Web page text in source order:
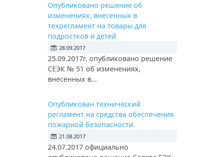
Опубликовано решение об
изменениях, внесенных в
техрегламент на товары для
подростков и детей
28.09.2017
25.09.2017г. опубликовано решение
СЕЭК № 51 об изменениях,
внесенных в…
Опубликован технический
регламент на средства обеспечения
пожарной безопасности
21.08.2017
24.07.2017 официально